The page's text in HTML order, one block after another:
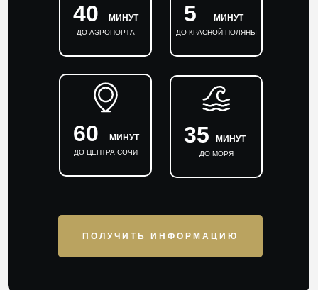
40 МИНУТ
ДО АЭРОПОРТА
ПОЛУЧИТЬ ИНФОРМАЦИЮ
35 МИНУТ
ДО МОРЯ
5 МИНУТ
ДО КРАСНОЙ ПОЛЯНЫ
60 МИНУТ
ДО ЦЕНТРА СОЧИ